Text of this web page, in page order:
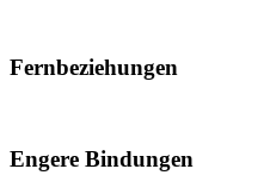
Fernbeziehungen
Engere Bindungen